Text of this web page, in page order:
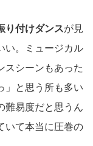
り付けダンスが見
い。ミュージカル
スシーンもあった
」と思う所も多い
難易度だと思うん
いて本当に圧巻の